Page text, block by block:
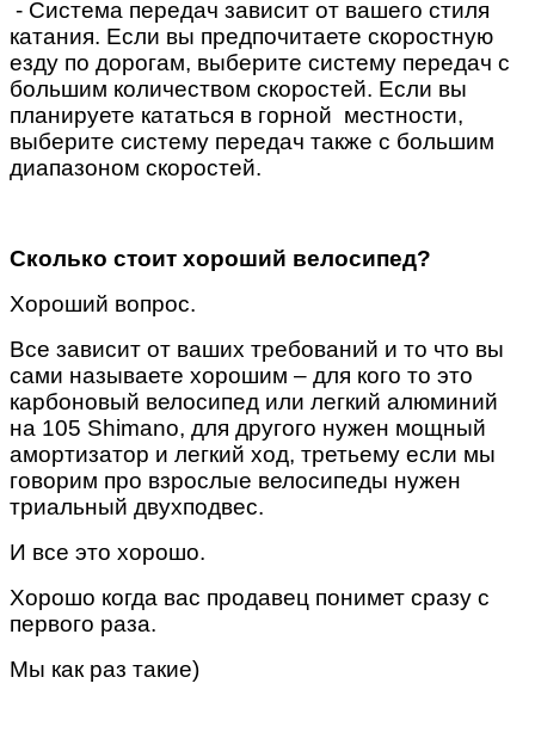
- Система передач зависит от вашего стиля
катания. Если вы предпочитаете скоростную
езду по дорогам, выберите систему передач с
большим количеством скоростей. Если вы
планируете кататься в горной местности,
выберите систему передач также с большим
диапазоном скоростей.
Сколько стоит хороший велосипед?
Хороший вопрос.
Все зависит от ваших требований и то что вы
сами называете хорошим – для кого то это
карбоновый велосипед или легкий алюминий
на 105 Shimano, для другого нужен мощный
амортизатор и легкий ход, третьему если мы
говорим про взрослые велосипеды нужен
триальный двухподвес.
И все это хорошо.
Хорошо когда вас продавец понимет сразу с
первого раза.
Мы как раз такие)